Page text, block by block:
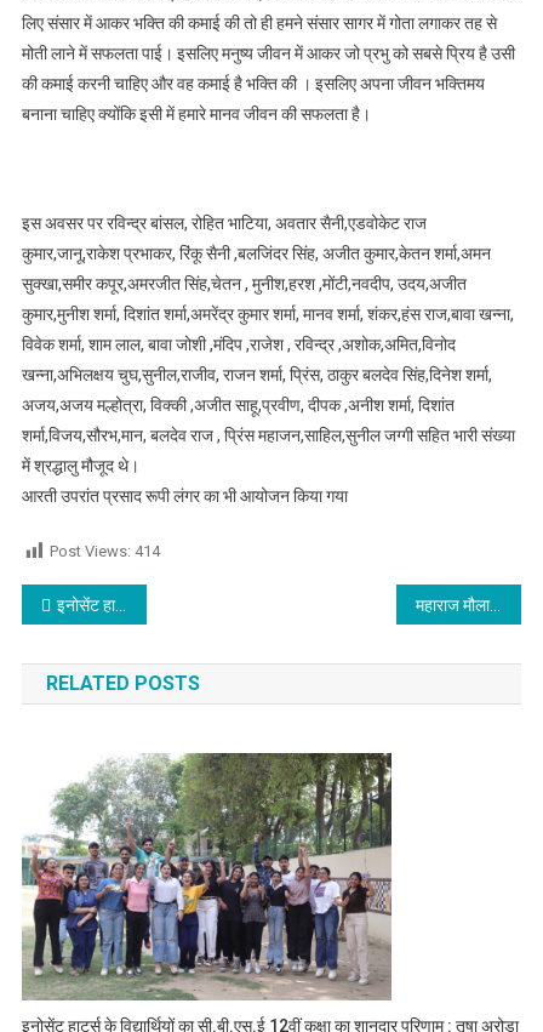
लिए संसार में आकर भक्ति की कमाई की तो ही हमने संसार सागर में गोता लगाकर तह से
मोती लाने में सफलता पाई। इसलिए मनुष्य जीवन में आकर जो प्रभु को सबसे प्रिय है उसी
की कमाई करनी चाहिए और वह कमाई है भक्ति की । इसलिए अपना जीवन भक्तिमय
बनाना चाहिए क्योंकि इसी में हमारे मानव जीवन की सफलता है।
इस अवसर पर रविन्द्र बांसल, रोहित भाटिया, अवतार सैनी,एडवोकेट राज
कुमार,जानू,राकेश प्रभाकर, रिंकू सैनी ,बलजिंदर सिंह, अजीत कुमार,केतन शर्मा,अमन
सुक्खा,समीर कपूर,अमरजीत सिंह,चेतन , मुनीश,हरश ,मोंटी,नवदीप, उदय,अजीत
कुमार,मुनीश शर्मा, दिशांत शर्मा,अमरेंद्र कुमार शर्मा, मानव शर्मा, शंकर,हंस राज,बावा खन्ना,
विवेक शर्मा, शाम लाल, बावा जोशी ,मंदिप ,राजेश , रविन्द्र ,अशोक,अमित,विनोद
खन्ना,अभिलक्षय चुघ,सुनील,राजीव, राजन शर्मा, प्रिंस, ठाकुर बलदेव सिंह,दिनेश शर्मा,
अजय,अजय मल्होत्रा, विक्की ,अजीत साहू,प्रवीण, दीपक ,अनीश शर्मा, दिशांत
शर्मा,विजय,सौरभ,मान, बलदेव राज , प्रिंस महाजन,साहिल,सुनील जग्गी सहित भारी संख्या
में श्रद्धालु मौजूद थे।
आरती उपरांत प्रसाद रूपी लंगर का भी आयोजन किया गया
Post Views: 414
Post navigation
इनोसेंट हार्ट्स ने हर्षोल्लास के साथ मनाया गणतंत्र दिवस महाराज मौला अली की शिक्षाओं को जीवन का सारथी बना कर आगे बड़े : सूफी राज
RELATED POSTS
इनोसेंट हार्ट्स के विद्यार्थियों का सी.बी.एस.ई 12वीं कक्षा का शानदार परिणाम : तृषा अरोड़ा